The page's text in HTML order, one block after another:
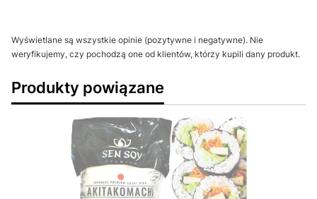
Wyświetlane są wszystkie opinie (pozytywne i negatywne). Nie
weryfikujemy, czy pochodzą one od klientów, którzy kupili dany produkt.
Produkty powiązane